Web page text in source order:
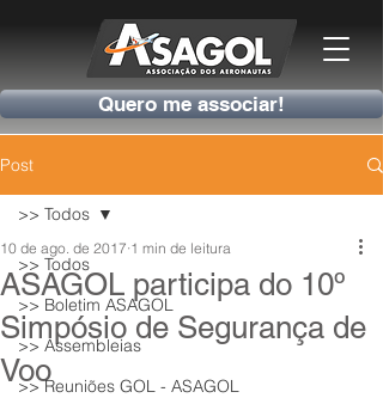
Quero me associar!
Post
>> Todos
>> Boletim ASAGOL
>> Assembleias
>> Reuniões GOL - ASAGOL
>> Todos
ASAGOL participa do 10º
Simpósio de Segurança de
Voo
10 de ago. de 2017 1 min de leitura